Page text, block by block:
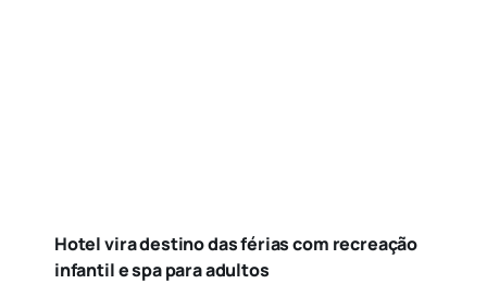
Hotel vira destino das férias com recreação
infantil e spa para adultos